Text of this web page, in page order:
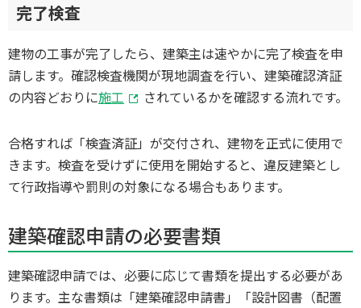
完了検査
建物の工事が完了したら、建築主は速やかに完了検査を申
請します。確認検査機関が現地調査を行い、建築確認済証
の内容どおりに施工 されているかを確認する流れです。
合格すれば「検査済証」が交付され、建物を正式に使用で
きます。検査を受けずに使用を開始すると、違反建築とし
て行政指導や罰則の対象になる場合もあります。
建築確認申請の必要書類
建築確認申請では、必要に応じて書類を提出する必要があ
ります。主な書類は「建築確認申請書」「設計図書（配置